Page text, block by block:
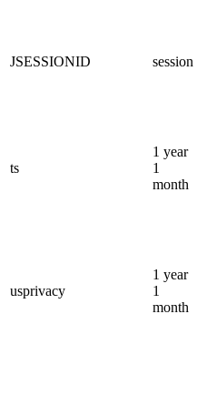
JSESSIONID session
ts
1 year
1
month
usprivacy
1 year
1
month